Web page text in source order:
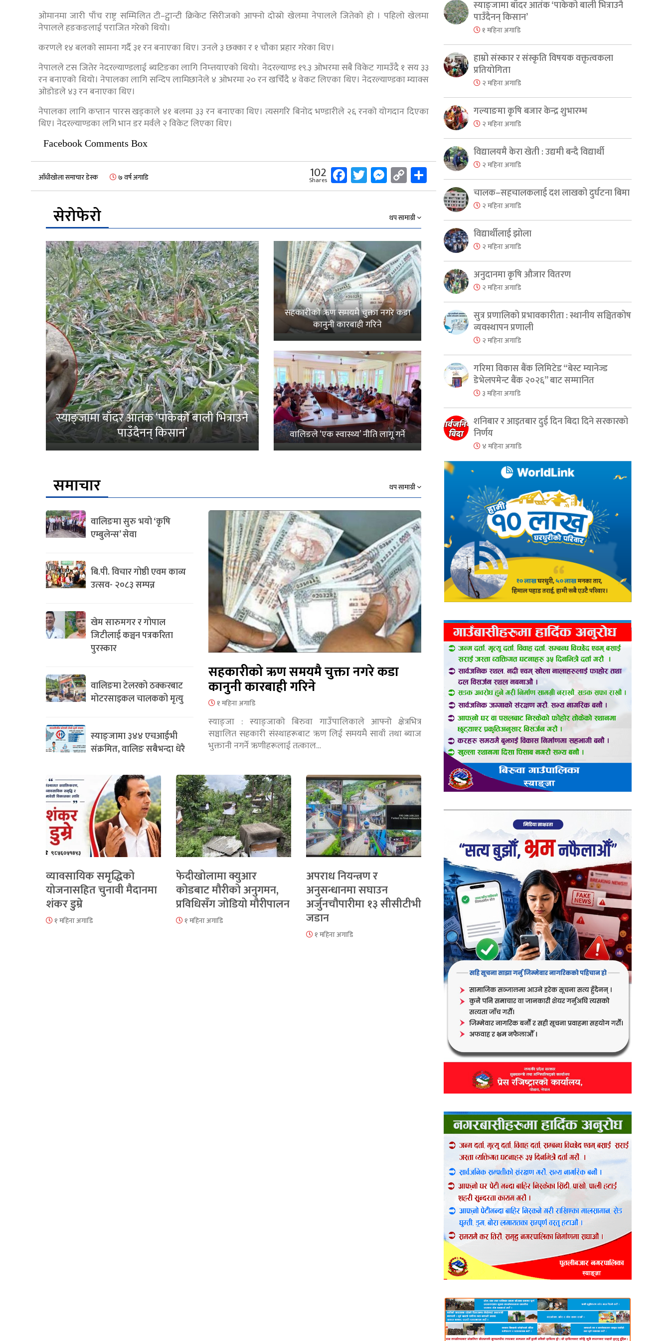
ओमानमा जारी पाँच राष्ट्र सम्मिलित टी–ट्वान्टी क्रिकेट सिरीजको आफ्नो दोस्रो खेलमा नेपालले जितेको हो । पहिलो खेलमा
नेपालले हङकङलाई पराजित गरेको थियो।
करणले १४ बलको सामना गर्दै ३१ रन बनाएका थिए। उनले ३ छक्का र १ चौका प्रहार गरेका थिए।
नेपालले टस जितेर नेदरल्याण्डलाई ब्यटिङका लागि निम्त्तयाएको थियो। नेदरल्याण्ड १९.३ ओभरमा सबै विकेट गामउँदै १ सय ३३
रन बनाएको थियो। नेपालका लागि सन्दिप लामिछानेले ४ ओभरमा २० रन खर्चिंदै ४ वेकट लिएका थिए। नेदरल्याण्डका म्याक्स
ओडोडले ४३ रन बनाएका थिए।
नेपालका लागि कप्तान पारस खड्काले ४१ बलमा ३३ रन बनाएका थिए। त्यसगरि बिनोद भण्डारीले २६ रनको योगदान दिएका
थिए। नेदरल्याण्डका लगि भान डर मर्वले २ विकेट लिएका थिए।
Facebook Comments Box
आँधीखोला समाचार डेस्क ७ वर्ष अगाडि 102
Shares Facebook
Twitter
Messenger
Copy
Link
Share
सेरोफेरो
थप सामाग्री
स्याङ्जामा बाँदर आतंक ‘पाकेको बाली भित्राउनै
पाउँदैनन् किसान’
सहकारीको ऋण समयमै चुक्ता नगरे कडा
कानुनी कारबाही गरिने
वालिङले ‘एक स्वास्थ्य’ नीति लागू गर्ने
समाचार थप सामाग्री
वालिङमा सुरु भयो ‘कृषि
एम्बुलेन्स’ सेवा
बि.पी. विचार गोष्ठी एवम काव्य
उत्सव- २०८३ सम्पन्न
खेम सारुमगर र गोपाल
जिटीलाई कञ्चन पत्रकरिता
पुरस्कार
वालिङमा टेलरको ठक्करबाट
मोटरसाइकल चालकको मृत्यु
स्याङ्जामा ३४४ एचआईभी
संक्रमित, वालिङ सबैभन्दा धेरै
सहकारीको ऋण समयमै चुक्ता नगरे कडा
कानुनी कारबाही गरिने
१ महिना अगाडि
स्याङ्जा : स्याङ्जाको बिरुवा गाउँपालिकाले आफ्नो क्षेत्रभित्र
सञ्चालित सहकारी संस्थाहरूबाट ऋण लिई समयमै सावाँ तथा ब्याज
भुक्तानी नगर्ने ऋणीहरूलाई तत्काल…
व्यावसायिक समृद्धिको
योजनासहित चुनावी मैदानमा
शंकर डुम्रे
१ महिना अगाडि
फेदीखोलामा क्युआर
कोडबाट मौरीको अनुगमन,
प्रविधिसँग जोडियो मौरीपालन
१ महिना अगाडि
अपराध नियन्त्रण र
अनुसन्धानमा सघाउन
अर्जुनचौपारीमा १३ सीसीटीभी
जडान
१ महिना अगाडि
स्याङ्जामा बाँदर आतंक ‘पाकेको बाली भित्राउनै
पाउँदैनन् किसान’
१ महिना अगाडि
हाम्रो संस्कार र संस्कृति विषयक वक्तृत्वकला
प्रतियोगिता
२ महिना अगाडि
गल्याङमा कृषि बजार केन्द्र शुभारम्भ
२ महिना अगाडि
विद्यालयमै केरा खेती : उद्यमी बन्दै विद्यार्थी
२ महिना अगाडि
चालक–सहचालकलाई दश लाखको दुर्घटना बिमा
२ महिना अगाडि
विद्यार्थीलाई झोला
२ महिना अगाडि
अनुदानमा कृषि औजार वितरण
२ महिना अगाडि
सुत्र प्रणालिको प्रभावकारीता : स्थानीय सञ्चितकोष
व्यवस्थापन प्रणाली
२ महिना अगाडि
गरिमा विकास बैंक लिमिटेड “बेस्ट म्यानेज्ड
डेभेलपमेन्ट बैंक २०२६” बाट सम्मानित
३ महिना अगाडि
शनिबार र आइतबार दुई दिन बिदा दिने सरकारको
निर्णय
४ महिना अगाडि